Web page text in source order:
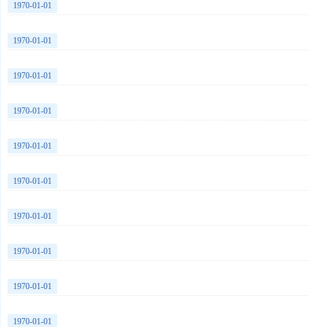
1970-01-01
1970-01-01
1970-01-01
1970-01-01
1970-01-01
1970-01-01
1970-01-01
1970-01-01
1970-01-01
1970-01-01